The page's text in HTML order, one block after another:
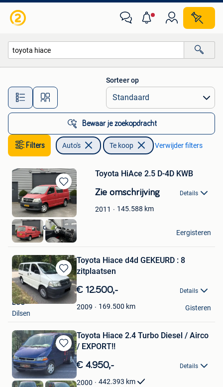
Alle afstanden…
Sorteer op
Bewaar je zoekopdracht
Filters Auto's Te koop Verwijder filters
Bewaren
in
Mijn
Favorieten
Toyota HiAce 2.5 D-4D KWB
Zie omschrijving Details
2011 145.588 km
Autoaanbod.nu
Boekel
Eergisteren
Bewaren
in
Mijn
Favorieten
Toyota Hiace d4d GEKEURD : 8
zitplaatsen
€ 12.500,- Details
2009 169.500 km
LUC
Dilsen
Gisteren
Bewaren
in
Mijn
Favorieten
Toyota Hiace 2.4 Turbo Diesel / Airco
/ EXPORT!!
€ 4.950,- Details
2000 442.393 km